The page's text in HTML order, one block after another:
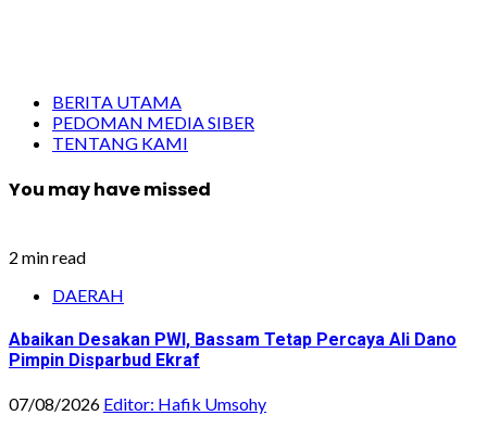
BERITA UTAMA
PEDOMAN MEDIA SIBER
TENTANG KAMI
You may have missed
2 min read
DAERAH
Abaikan Desakan PWI, Bassam Tetap Percaya Ali Dano
Pimpin Disparbud Ekraf
07/08/2026 Editor: Hafik Umsohy